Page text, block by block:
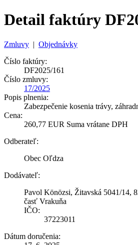
Detail faktúry
Zmluvy | Objednávky
Číslo faktúry:
DF2025/161
Číslo zmluvy:
17/2025
Popis plnenia:
Zabezpečenie kosenia trávy,
Cena:
260,77 EUR Suma vrátane DPH
Odberateľ:
Obec Oľdza
Dodávateľ:
Pavol Könözsi, Žitavská 5041/14,
časť Vrakuňa
IČO:
37223011
Dátum doručenia: